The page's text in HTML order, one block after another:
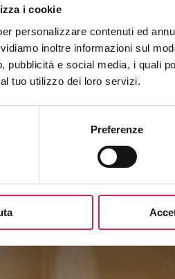
i cookie
personalizzare contenuti ed
inoltre informazioni sul
pubblicità e social media, i quali
tuo utilizzo dei loro servizi.
Preferenze